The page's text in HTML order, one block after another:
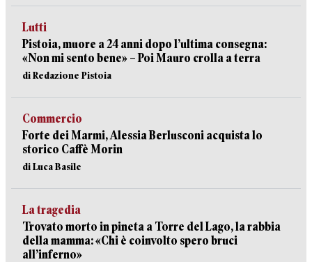
Lutti
Pistoia, muore a 24 anni dopo l’ultima consegna:
«Non mi sento bene» – Poi Mauro crolla a terra
di Redazione Pistoia
Commercio
Forte dei Marmi, Alessia Berlusconi acquista lo
storico Caffè Morin
di Luca Basile
La tragedia
Trovato morto in pineta a Torre del Lago, la rabbia
della mamma: «Chi è coinvolto spero bruci
all’inferno»